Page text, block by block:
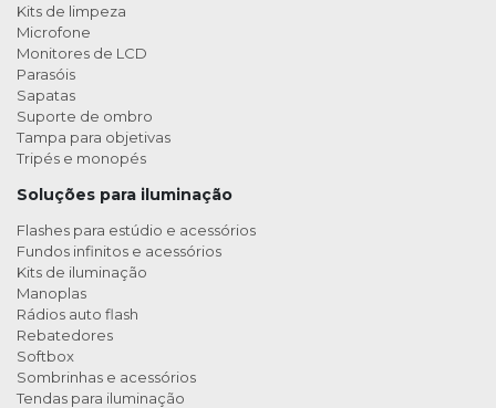
Kits de limpeza
Microfone
Monitores de LCD
Parasóis
Sapatas
Suporte de ombro
Tampa para objetivas
Tripés e monopés
Soluções para iluminação
Flashes para estúdio e acessórios
Fundos infinitos e acessórios
Kits de iluminação
Manoplas
Rádios auto flash
Rebatedores
Softbox
Sombrinhas e acessórios
Tendas para iluminação